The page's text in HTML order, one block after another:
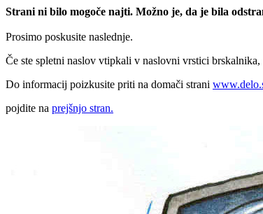
Strani ni bilo mogoče najti. Možno je, da je bila
Prosimo poskusite naslednje.
Če ste spletni naslov vtipkali v naslovni vrstici
Do informacij poizkusite priti na domači strani
pojdite na prejšnjo stran.